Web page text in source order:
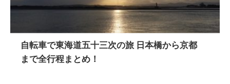
自転車で東海道五十三次の旅 日本橋から京都
まで全行程まとめ！